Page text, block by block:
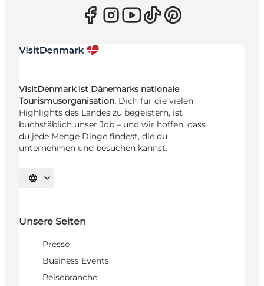
VisitDenmark ist Dänemarks nationale
Tourismusorganisation. Dich für die vielen
Highlights des Landes zu begeistern, ist
buchstäblich unser Job – und wir hoffen, dass
du jede Menge Dinge findest, die du
unternehmen und besuchen kannst.
Sprache auswählen
Unsere Seiten
Presse
Business Events
Reisebranche